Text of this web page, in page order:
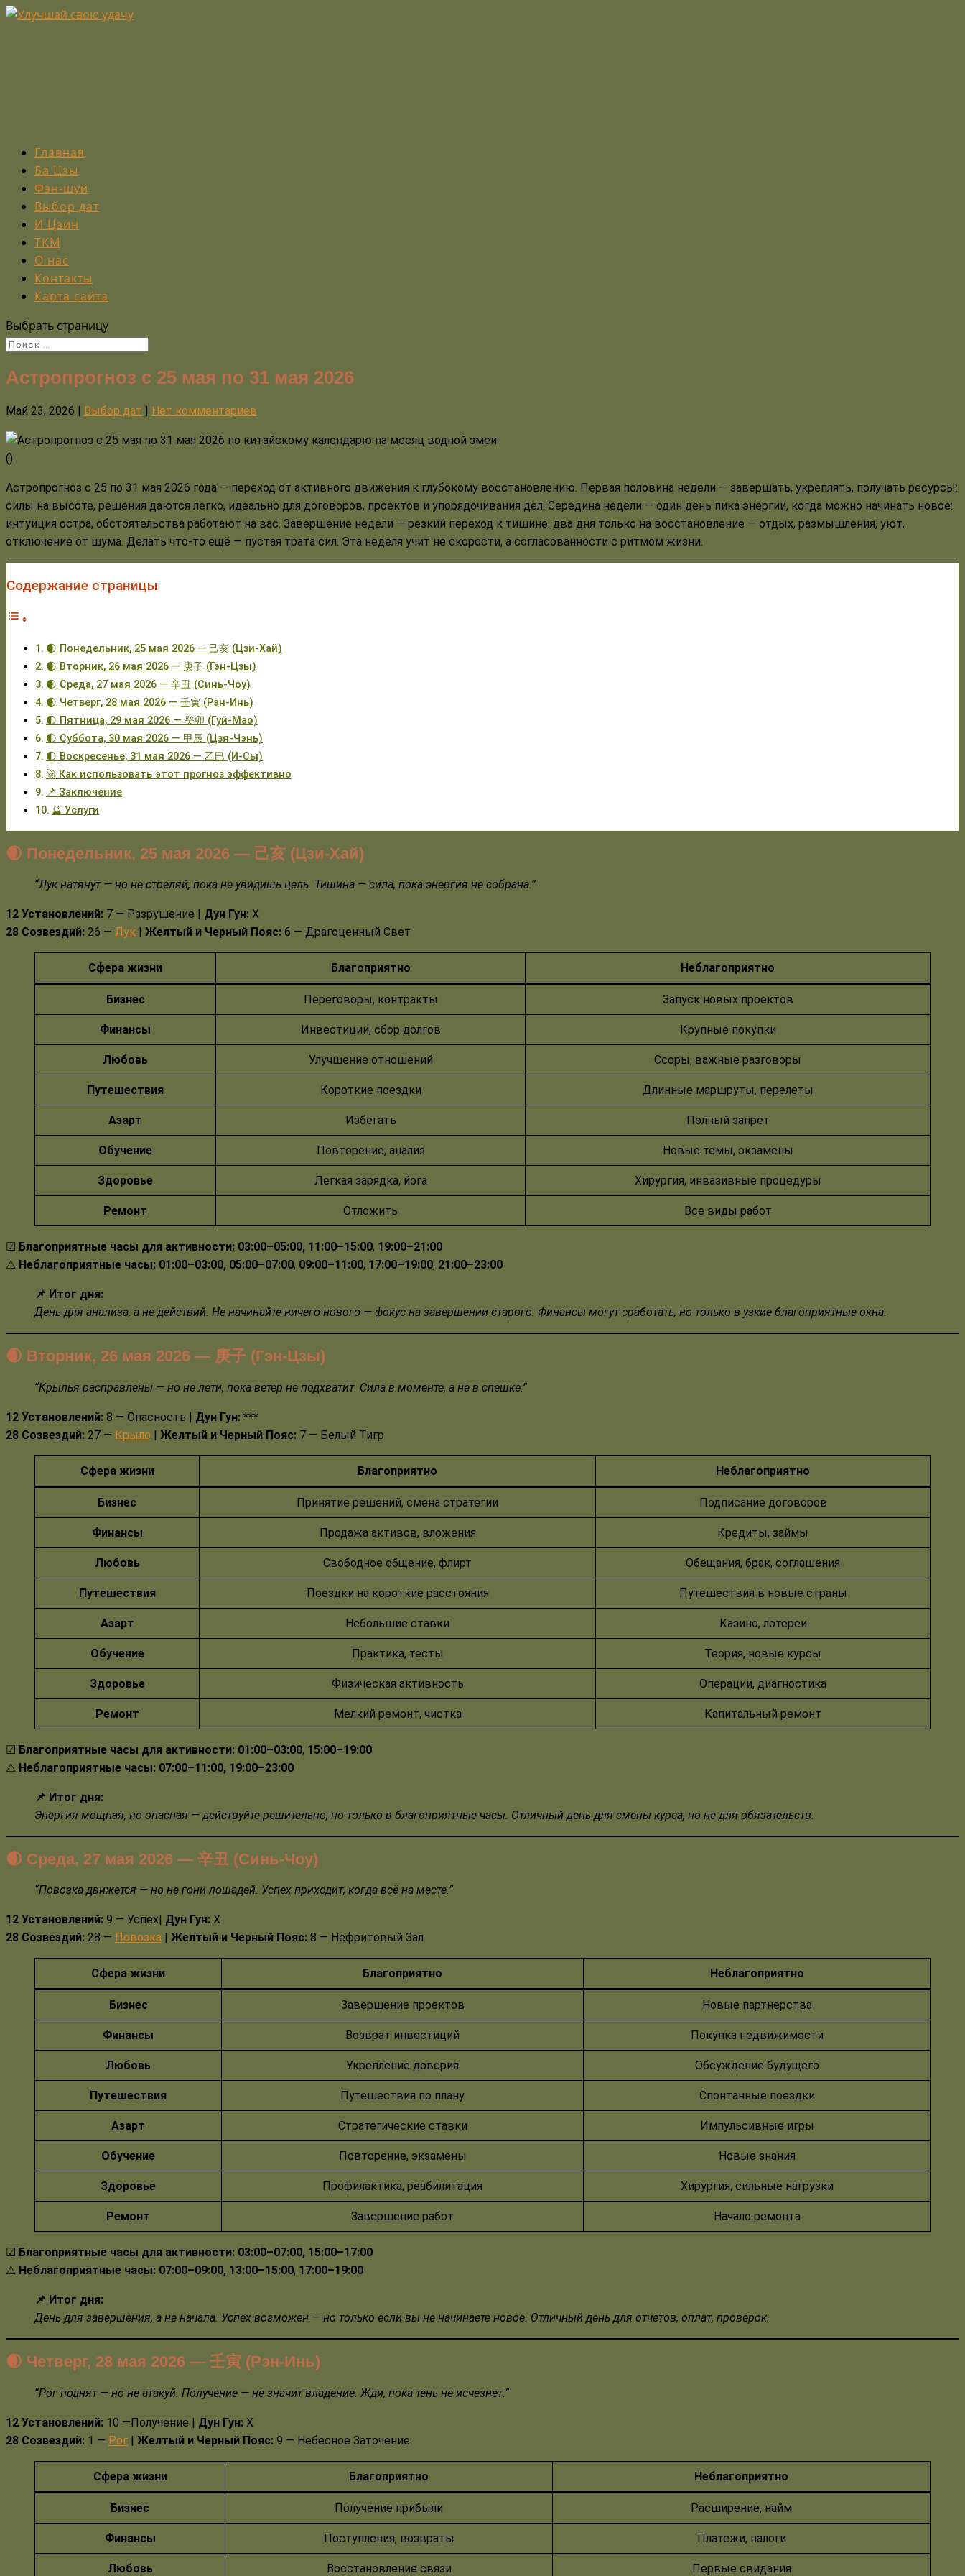
Главная
Ба Цзы
Фэн-шуй
Выбор дат
И Цзин
ТКМ
О нас
Контакты
Карта сайта
Выбрать страницу
Астропрогноз с 25 мая по 31 мая 2026
Май 23, 2026 Выбор дат Нет комментариев
()
Астропрогноз с 25 по 31 мая 2026 года — переход от активного движения к глубокому восстановлению. Первая половина недели — завершать, укреплять, получать ресурсы:
силы на высоте, решения даются легко, идеально для договоров, проектов и упорядочивания дел. Середина недели — один день пика энергии, когда можно начинать новое:
интуиция остра, обстоятельства работают на вас. Завершение недели — резкий переход к тишине: два дня только на восстановление — отдых, размышления, уют,
отключение от шума. Делать что-то ещё — пустая трата сил. Эта неделя учит не скорости, а согласованности с ритмом жизни.
Содержание страницы
🌒 Понедельник, 25 мая 2026 — 己亥 (Цзи-Хай)
🌒 Вторник, 26 мая 2026 — 庚子 (Гэн-Цзы)
🌒 Среда, 27 мая 2026 — 辛丑 (Синь-Чоу)
🌒 Четверг, 28 мая 2026 — 壬寅 (Рэн-Инь)
🌓 Пятница, 29 мая 2026 — 癸卯 (Гуй-Мао)
🌓 Суббота, 30 мая 2026 — 甲辰 (Цзя-Чэнь)
🌓 Воскресенье, 31 мая 2026 — 乙巳 (И-Сы)
🚀 Как использовать этот прогноз эффективно
📌 Заключение
🔮 Услуги
🌒 Понедельник, 25 мая 2026 — 己亥 (Цзи-Хай)
“Лук натянут — но не стреляй, пока не увидишь цель. Тишина — сила, пока энергия не собрана.”
12 Установлений: 7 — Разрушение | Дун Гун: Х
28 Созвездий: 26 — Лук | Желтый и Черный Пояс: 6 — Драгоценный Свет
Сфера жизни Благоприятно Неблагоприятно
Бизнес Переговоры, контракты Запуск новых проектов
Финансы Инвестиции, сбор долгов Крупные покупки
Любовь Улучшение отношений Ссоры, важные разговоры
Путешествия Короткие поездки Длинные маршруты, перелеты
Азарт Избегать Полный запрет
Обучение Повторение, анализ Новые темы, экзамены
Здоровье Легкая зарядка, йога Хирургия, инвазивные процедуры
Ремонт Отложить Все виды работ
☑ Благоприятные часы для активности: 03:00–05:00, 11:00–15:00, 19:00–21:00
⚠ Неблагоприятные часы: 01:00–03:00, 05:00–07:00, 09:00–11:00, 17:00–19:00, 21:00–23:00
📌 Итог дня:
День для анализа, а не действий. Не начинайте ничего нового — фокус на завершении старого. Финансы могут сработать, но только в узкие благоприятные окна.
🌒 Вторник, 26 мая 2026 — 庚子 (Гэн-Цзы)
“Крылья расправлены — но не лети, пока ветер не подхватит. Сила в моменте, а не в спешке ”
12 Установлений: 8 — Опасность | Дун Гун: ***
28 Созвездий: 27 — Крыло | Желтый и Черный Пояс: 7 — Белый Тигр
Сфера жизни Благоприятно Неблагоприятно
Бизнес Принятие решений, смена стратегии Подписание договоров
Финансы Продажа активов, вложения Кредиты, займы
Любовь Свободное общение, флирт Обещания, брак, соглашения
Путешествия Поездки на короткие расстояния Путешествия в новые страны
Азарт Небольшие ставки Казино, лотереи
Обучение Практика, тесты Теория, новые курсы
Здоровье Физическая активность Операции, диагностика
Ремонт Мелкий ремонт, чистка Капитальный ремонт
☑ Благоприятные часы для активности: 01:00–03:00, 15:00–19:00
⚠ Неблагоприятные часы: 07:00–11:00, 19:00–23:00
📌 Итог дня:
Энергия мощная, но опасная — действуйте решительно, но только в благоприятные часы. Отличный день для смены курса, но не для обязательств.
🌒 Среда, 27 мая 2026 — 辛丑 (Синь-Чоу)
“Повозка движется — но не гони лошадей. Успех приходит, когда всё на месте.”
12 Установлений: 9 — Успех| Дун Гун: Х
28 Созвездий: 28 — Повозка | Желтый и Черный Пояс: 8 — Нефритовый Зал
Сфера жизни Благоприятно Неблагоприятно
Бизнес Завершение проектов Новые партнерства
Финансы Возврат инвестиций Покупка недвижимости
Любовь Укрепление доверия Обсуждение будущего
Путешествия Путешествия по плану Спонтанные поездки
Азарт Стратегические ставки Импульсивные игры
Обучение Повторение, экзамены Новые знания
Здоровье Профилактика, реабилитация Хирургия, сильные нагрузки
Ремонт Завершение работ Начало ремонта
☑ Благоприятные часы для активности: 03:00–07:00, 15:00–17:00
⚠ Неблагоприятные часы: 07:00–09:00, 13:00–15:00, 17:00–19:00
📌 Итог дня:
День для завершения, а не начала. Успех возможен — но только если вы не начинаете новое. Отличный день для отчетов, оплат, проверок.
🌒 Четверг, 28 мая 2026 — 壬寅 (Рэн-Инь)
“Рог поднят — но не атакуй. Получение — не значит владение. Жди, пока тень не исчезнет.”
12 Установлений: 10 —Получение | Дун Гун: Х
28 Созвездий: 1 — Рог | Желтый и Черный Пояс: 9 — Небесное Заточение
Сфера жизни Благоприятно Неблагоприятно
Бизнес Получение прибыли Расширение, найм
Финансы Поступления, возвраты Платежи, налоги
Любовь Восстановление связи Первые свидания